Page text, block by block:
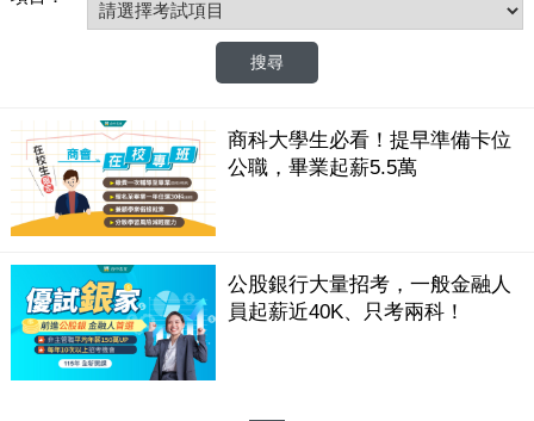
商科大學生必看！提早準備卡位
公職，畢業起薪5.5萬
公股銀行大量招考，一般金融人
員起薪近40K、只考兩科！